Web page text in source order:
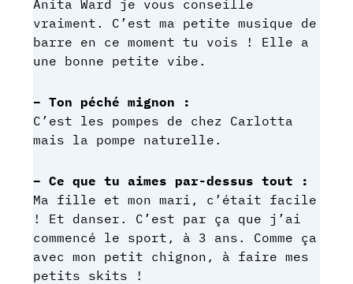
Anita Ward je vous conseille
vraiment. C’est ma petite musique de
barre en ce moment tu vois ! Elle a
une bonne petite vibe.
– Ton péché mignon :
C’est les pompes de chez Carlotta
mais la pompe naturelle.
– Ce que tu aimes par-dessus tout :
Ma fille et mon mari, c’était facile
! Et danser. C’est par ça que j’ai
commencé le sport, à 3 ans. Comme ça
avec mon petit chignon, à faire mes
petits skits !